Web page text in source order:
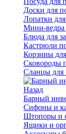
Доски для
Лопатки
Мини-ведра
Блюда для
Кастрюли
Корзины
Сковороды
Сланцы для
Назад
Барный
Сифоны и
Штопоры и
Ящики и